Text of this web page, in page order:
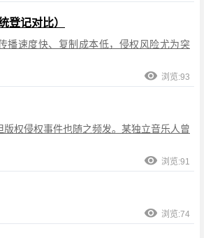
登记对比）
播速度快、复制成本低，侵权风险尤为突
浏览:93
权侵权事件也随之频发。某独立音乐人曾
浏览:91
浏览:74